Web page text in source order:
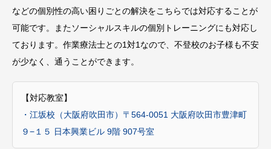
などの個別性の高い困りごとの解決をこちらでは対応することが
可能です。またソーシャルスキルの個別トレーニングにも対応し
ております。作業療法士との1対1なので、不登校のお子様も不安
が少なく、通うことができます。
【対応教室】
・江坂校（大阪府吹田市）〒564-0051 大阪府吹田市豊津町
９−１５ 日本興業ビル 9階 907号室